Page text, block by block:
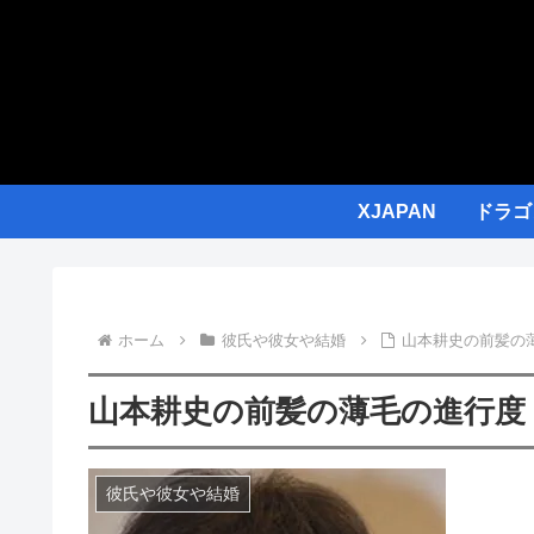
XJAPAN ドラ
ホーム 彼氏や彼女や結婚 山本耕史の前髪の
山本耕史の前髪の薄毛の進行
彼氏や彼女や結婚